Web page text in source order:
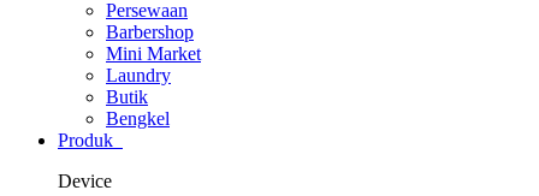
Persewaan
Barbershop
Mini Market
Laundry
Butik
Bengkel
Produk
Device